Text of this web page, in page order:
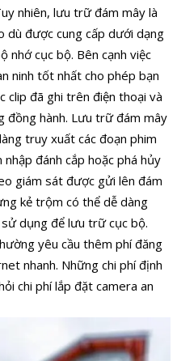
nhiên, lưu trữ đám mây là
dù được cung cấp dưới dạng
nhớ cục bộ. Bên cạnh việc
ninh tốt nhất cho phép bạn
clip đã ghi trên điện thoại và
đồng hành. Lưu trữ đám mây
truy xuất các đoạn phim
nhập đánh cắp hoặc phá hủy
giám sát được gửi lên đám
kẻ trộm có thể dễ dàng
dụng để lưu trữ cục bộ.
yêu cầu thêm phí đăng
nhanh. Những chi phí định
chi phí lắp đặt camera an